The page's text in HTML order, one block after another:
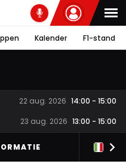
Kalender F1-stand
22 aug. 2026 14:00 - 15:00
23 aug. 2026 13:00 - 15:00